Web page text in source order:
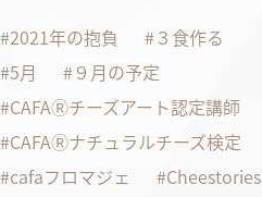
2021年の抱負
３食作る
5月
９月の予定
CAFAⓇチーズアート認定講師
CAFAⓇナチュラルチーズ検定
cafaフロマジェ
Cheestories